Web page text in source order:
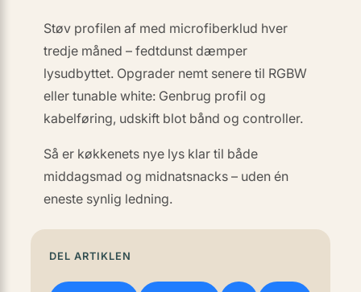
Støv profilen af med microfiberklud hver
tredje måned – fedtdunst dæmper
lysudbyttet. Opgrader nemt senere til RGBW
eller tunable white: Genbrug profil og
kabelføring, udskift blot bånd og controller.
Så er køkkenets nye lys klar til både
middagsmad og midnatsnacks – uden én
eneste synlig ledning.
DEL ARTIKLEN